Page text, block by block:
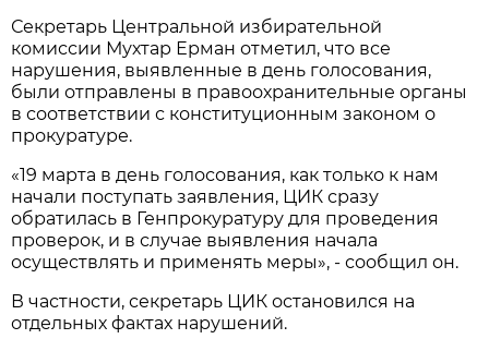
Секретарь Центральной избирательной
комиссии Мухтар Ерман отметил, что все
нарушения, выявленные в день голосования,
были отправлены в правоохранительные органы
в соответствии с конституционным законом о
прокуратуре.
«19 марта в день голосования, как только к нам
начали поступать заявления, ЦИК сразу
обратилась в Генпрокуратуру для проведения
проверок, и в случае выявления начала
осуществлять и применять меры», - сообщил он.
В частности, секретарь ЦИК остановился на
отдельных фактах нарушений.